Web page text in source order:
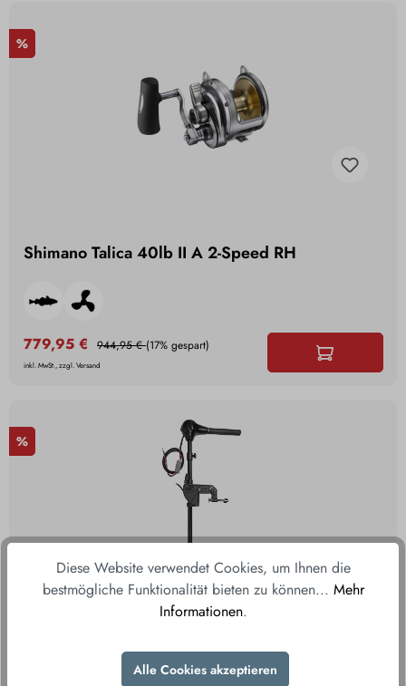
%
Shimano Talica 40lb II A 2-Speed RH
779,95 € 944,95 €(17% gespart)
inkl. MwSt., zzgl. Versand
%
FOX Carp Brushless Engine 24V 100lb
Diese Website verwendet Cookies, um Ihnen die
bestmögliche Funktionalität bieten zu können... Mehr
Informationen.
Alle Cookies akzeptieren